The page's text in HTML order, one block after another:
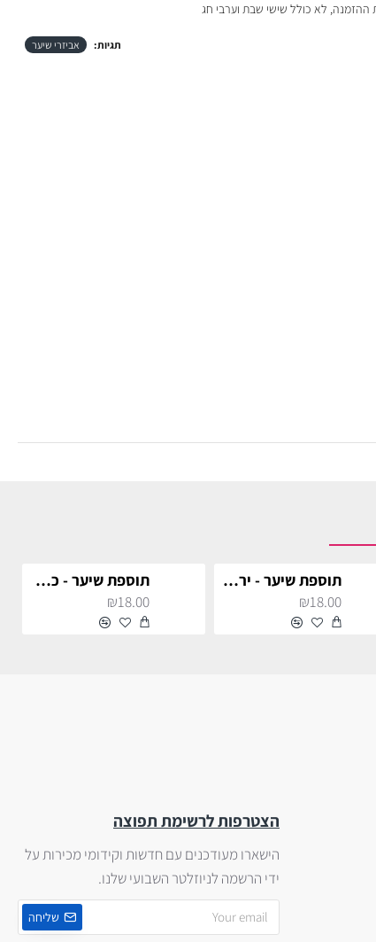
ההזמנה, לא כולל שישי שבת וערבי חג
תגיות: אביזרי שיער
תוספת שיער - ירוק בהיר
₪18.00
תוספת שיער - כחול רויאל
₪18.00
הצטרפות לרשימת תפוצה
הישארו מעודכנים עם חדשות וקידומי מכירות על
ידי הרשמה לניוזלטר השבועי שלנו.
שליחה